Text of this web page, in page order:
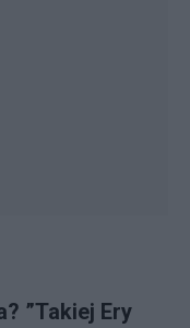
”Takiej Ery